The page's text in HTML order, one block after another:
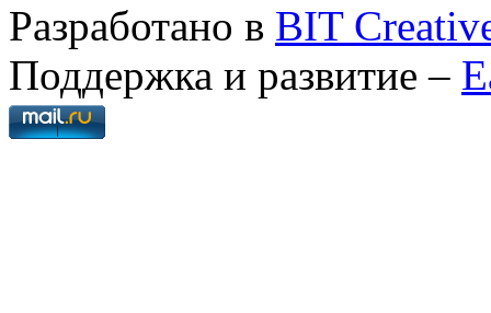
Разработано в BIT
Поддержка и развитие –